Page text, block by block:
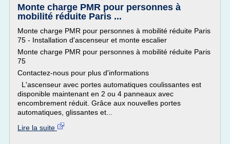
Monte charge PMR pour personnes à
mobilité réduite Paris ...
Monte charge PMR pour personnes à mobilité réduite Paris
75 - Installation d'ascenseur et monte escalier
Monte charge PMR pour personnes à mobilité réduite Paris
75
Contactez-nous pour plus d'informations
L'ascenseur avec portes automatiques coulissantes est
disponible maintenant en 2 ou 4 panneaux avec
encombrement réduit. Grâce aux nouvelles portes
automatiques, glissantes et...
Lire la suite